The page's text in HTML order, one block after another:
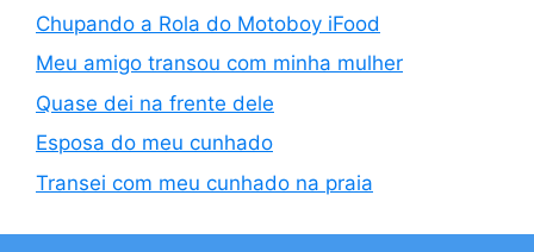
Chupando a Rola do Motoboy iFood
Meu amigo transou com minha mulher
Quase dei na frente dele
Esposa do meu cunhado
Transei com meu cunhado na praia